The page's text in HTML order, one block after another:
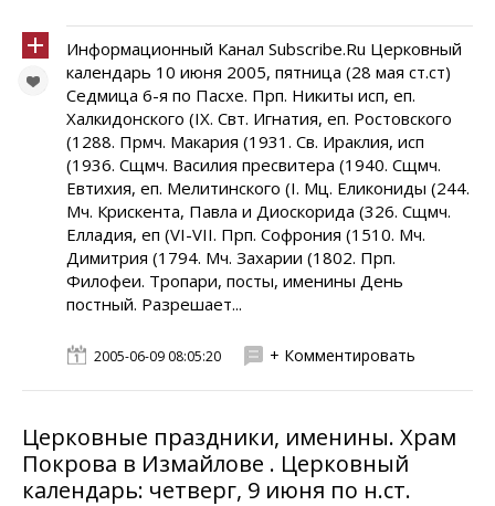
Информационный Канал Subscribe.Ru Церковный
календарь 10 июня 2005, пятница (28 мая ст.ст)
Седмица 6-я по Пасхе. Прп. Никиты исп, еп.
Халкидонского (IX. Свт. Игнатия, еп. Ростовского
(1288. Прмч. Макария (1931. Св. Ираклия, исп
(1936. Cщмч. Василия пресвитера (1940. Сщмч.
Евтихия, еп. Мелитинского (I. Мц. Еликониды (244.
Мч. Крискента, Павла и Диоскорида (326. Сщмч.
Елладия, еп (VI-VII. Прп. Софрония (1510. Мч.
Димитрия (1794. Мч. Захарии (1802. Прп.
Филофеи. Тропари, посты, именины День
постный. Разрешает...
2005-06-09 08:05:20 + Комментировать
Церковные праздники, именины. Храм
Покрова в Измайлове . Церковный
календарь: четверг, 9 июня по н.ст.